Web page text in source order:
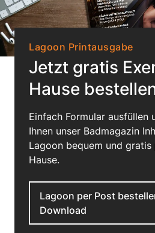
Lagoon Printausgabe
Jetzt gratis
Hause
Einfach Formular ausfüllen
Ihnen unser Badmagazin
Lagoon bequem und gratis
Hause.
Lagoon per Post
Download